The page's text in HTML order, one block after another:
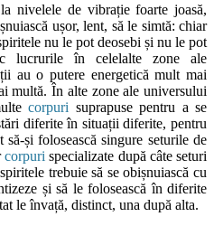
nivelele de vibrație foarte joasă,
ușor, lent, să le simtă: chiar
nu le pot deosebi și nu le pot
lucrurile în celelalte zone ale
au o putere energetică mult mai
multă. În alte zone ale universului
corpuri suprapuse pentru a se
diferite în situații diferite, pentru
și folosească singure seturile de
corpuri specializate după câte seturi
trebuie să se obișnuiască cu
și să le folosească în diferite
le învață, distinct, una după alta.